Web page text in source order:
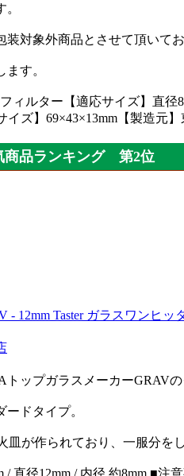
対象外商品とさせて頂いてお
す。
ィルター【適応サイズ】直径
イズ】69×43×13mm【製造元
商品ランキング 第2位
- 12mm Taster ガラスワンヒッ
ップガラスメーカーGRAV
ードタイプ。
皿が作られており、一服分を
径12mm / 内径 約8mm ■注